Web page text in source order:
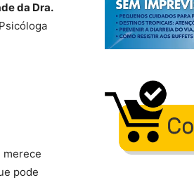
da Dra.
Psicóloga
merece
pode